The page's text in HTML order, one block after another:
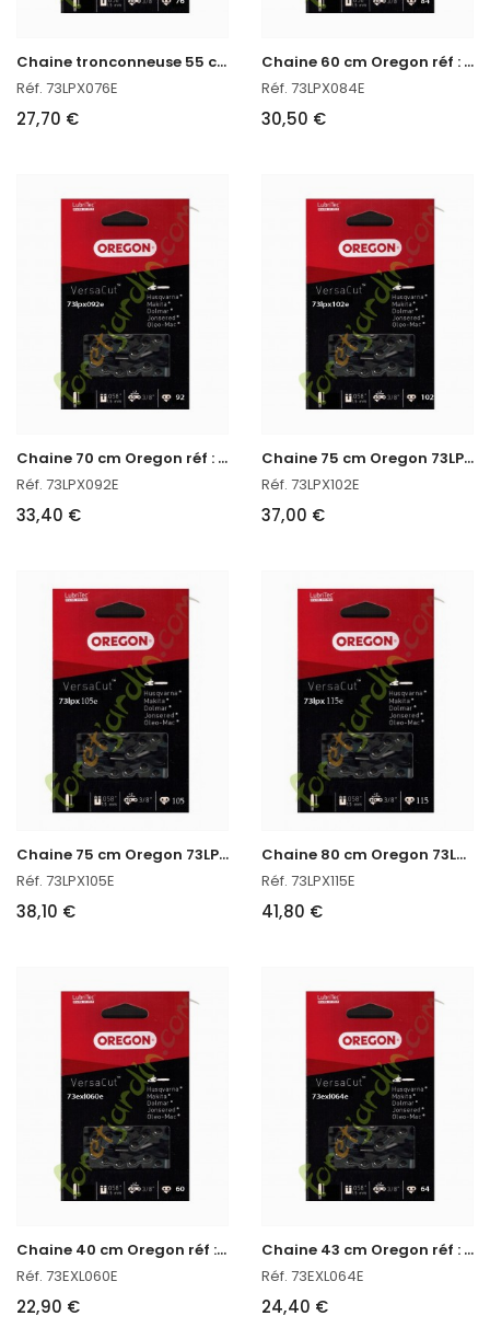
C
haine tronconneuse 55 cm Oregon 73LPX076E
Réf. 73LPX076E
27,70 €
C
haine 60 cm Oregon réf : 73LPX084E
Réf. 73LPX084E
30,50 €
C
haine 70 cm Oregon réf : 73LPX092E
Réf. 73LPX092E
33,40 €
C
haine 75 cm Oregon 73LPX102E
Réf. 73LPX102E
37,00 €
C
haine 75 cm Oregon 73LPX105E
Réf. 73LPX105E
38,10 €
C
haine 80 cm Oregon 73LPX115E
Réf. 73LPX115E
41,80 €
C
haine 40 cm Oregon réf : 73EXL060E
Réf. 73EXL060E
22,90 €
C
haine 43 cm Oregon réf : 73EXL064E
Réf. 73EXL064E
24,40 €